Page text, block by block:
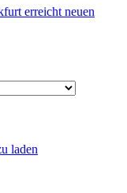
erreicht neuen
laden